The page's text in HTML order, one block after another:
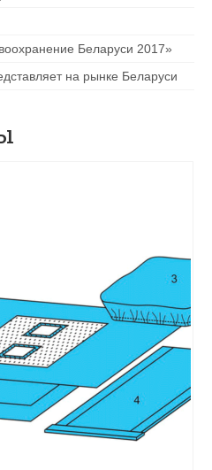
Беларуси 2017»
на рынке Беларуси